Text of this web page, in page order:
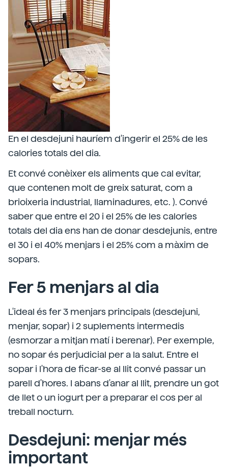
En el desdejuni hauríem d'ingerir el 25% de les
calories totals del dia.
Et convé conèixer els aliments que cal evitar,
que contenen molt de greix saturat, com a
brioixeria industrial, llaminadures, etc. ). Convé
saber que entre el 20 i el 25% de les calories
totals del dia ens han de donar desdejunis, entre
el 30 i el 40% menjars i el 25% com a màxim de
sopars.
Fer 5 menjars al dia
L'ideal és fer 3 menjars principals (desdejuni,
menjar, sopar) i 2 suplements intermedis
(esmorzar a mitjan matí i berenar). Per exemple,
no sopar és perjudicial per a la salut. Entre el
sopar i l'hora de ficar-se al llit convé passar un
parell d'hores. I abans d'anar al llit, prendre un got
de llet o un iogurt per a preparar el cos per al
treball nocturn.
Desdejuni: menjar més
important